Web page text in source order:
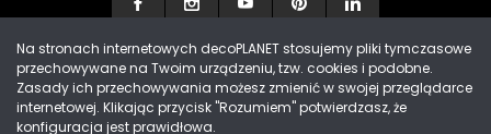
Made with by Progres Media & decoPLANET
Na stronach internetowych decoPLANET stosujemy pliki tymczasowe
przechowywane na Twoim urządzeniu, tzw. cookies i podobne.
Zasady ich przechowywania możesz zmienić w swojej przeglądarce
internetowej. Klikając przycisk "Rozumiem" potwierdzasz, że
konfiguracja jest prawidłowa.